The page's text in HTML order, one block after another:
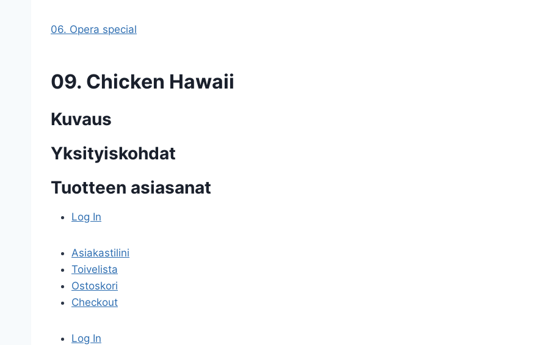
06. Opera special
09. Chicken Hawaii
Kuvaus
Yksityiskohdat
Tuotteen asiasanat
Log In
Asiakastilini
Toivelista
Ostoskori
Checkout
Log In